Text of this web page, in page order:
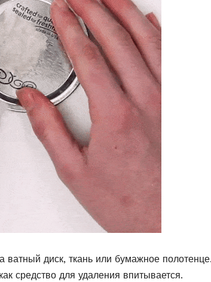
ватный диск, ткань или бумажное
средство для удаления впитывается.